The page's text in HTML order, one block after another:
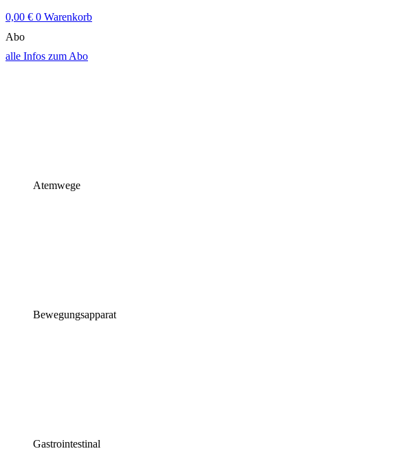
0,00 € 0 Warenkorb
Abo
alle Infos zum Abo
Atemwege
Bewegungsapparat
Gastrointestinal